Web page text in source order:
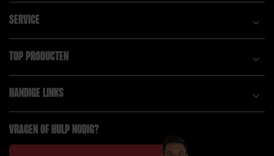
SERVICE
TOP PRODUCTEN
HANDIGE LINKS
VRAGEN OF HULP NODIG?